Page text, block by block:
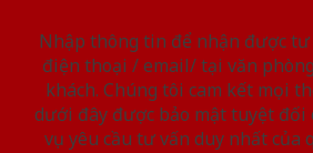
Nhập thông tin để nhận được
điện thoại / email/ tại văn
khách. Chúng tôi cam kết mọi
dưới đây được bảo mật tuyệt đối
vụ yêu cầu tư vấn duy nhất của